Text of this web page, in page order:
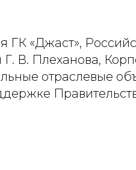
ГК «Джаст»,
В. Плеханова,
отраслевые